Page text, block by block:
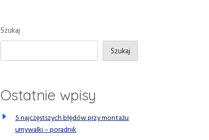
Szukaj
Szukaj
Ostatnie wpisy
5 najczęstszych błędów przy montażu
umywalki – poradnik